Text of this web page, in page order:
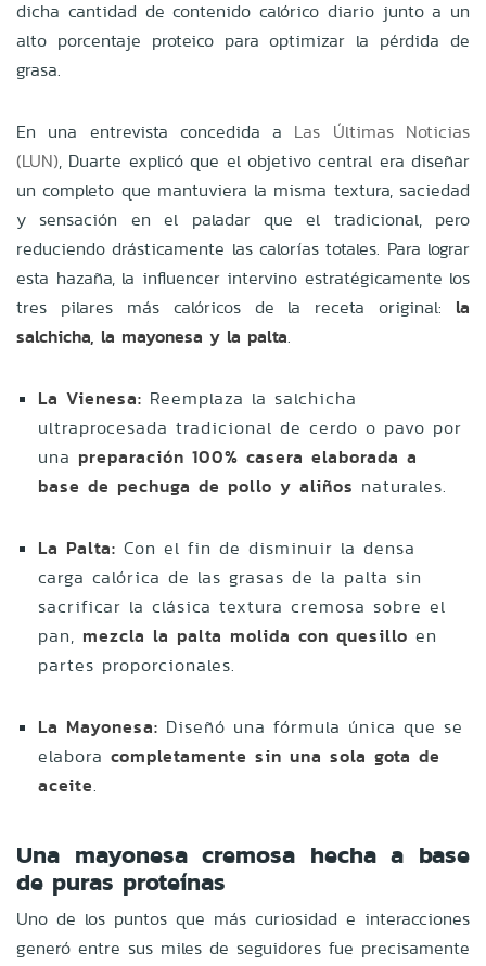
dicha cantidad de contenido calórico diario junto a un
alto porcentaje proteico para optimizar la pérdida de
grasa.
En una entrevista concedida a Las Últimas Noticias
(LUN), Duarte explicó que el objetivo central era diseñar
un completo que mantuviera la misma textura, saciedad
y sensación en el paladar que el tradicional, pero
reduciendo drásticamente las calorías totales. Para lograr
esta hazaña, la influencer intervino estratégicamente los
tres pilares más calóricos de la receta original: la
salchicha, la mayonesa y la palta.
La Vienesa: Reemplaza la salchicha
ultraprocesada tradicional de cerdo o pavo por
una preparación 100% casera elaborada a
base de pechuga de pollo y aliños naturales.
La Palta: Con el fin de disminuir la densa
carga calórica de las grasas de la palta sin
sacrificar la clásica textura cremosa sobre el
pan, mezcla la palta molida con quesillo en
partes proporcionales.
La Mayonesa: Diseñó una fórmula única que se
elabora completamente sin una sola gota de
aceite.
Una mayonesa cremosa hecha a base
de puras proteínas
Uno de los puntos que más curiosidad e interacciones
generó entre sus miles de seguidores fue precisamente